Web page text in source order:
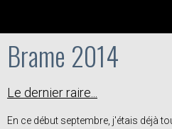
Brame 2014
Le dernier raire...
En ce début septembre, j'étais déjà